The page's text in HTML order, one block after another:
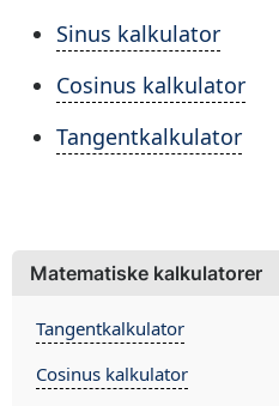
Sinus kalkulator
Cosinus kalkulator
Tangentkalkulator
Matematiske kalkulatorer
Tangentkalkulator
Cosinus kalkulator